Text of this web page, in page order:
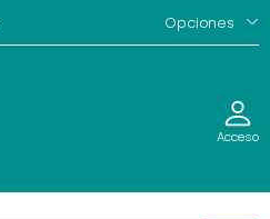
Opciones
Acceso